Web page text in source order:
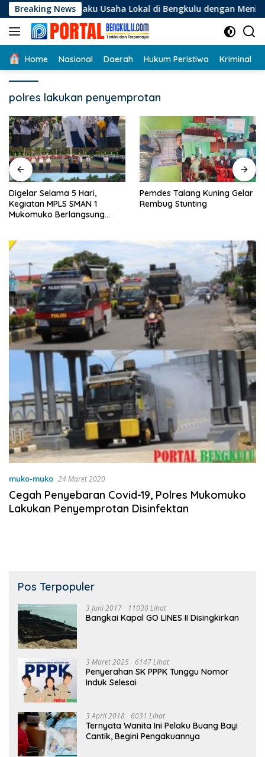
Langsung
ke
konten
Breaking News
Pelaku Usaha Lokal di Bengkulu dengan Meningkatkan
Home Nasional Daerah Hukum Peristiwa Kriminal
polres lakukan penyemprotan
Digelar Selama 5 Hari,
Kegiatan MPLS SMAN 1
Mukomuko Berlangsung
Pemdes Talang Kuning Gelar
Rembug Stunting
muko-muko 24 Maret 2020
Cegah Penyebaran Covid-19, Polres Mukomuko
Lakukan Penyemprotan Disinfektan
Pos Terpopuler
3 Juni 2017 11030 Lihat
Bangkai Kapal GO LINES II Disingkirkan
3 Maret 2025 6147 Lihat
Penyerahan SK PPPK Tunggu Nomor
Induk Selesai
3 April 2018 6031 Lihat
Ternyata Wanita Ini Pelaku Buang Bayi
Cantik, Begini Pengakuannya